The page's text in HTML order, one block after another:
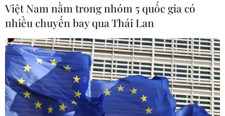
Việt Nam nằm trong nhóm 5 quốc gia có
nhiều chuyến bay qua Thái Lan